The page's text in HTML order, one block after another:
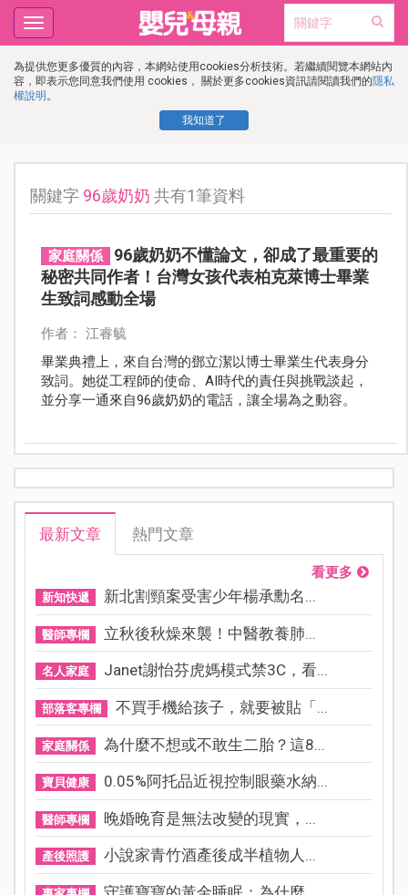
為提供您更多優質的內容，本網站使用cookies分析技術。若繼續閱覽本網站內
容，即表示您同意我們使用 cookies， 關於更多cookies資訊請閱讀我們的隱私
權說明 。
我知道了
Toggle
navigation
關鍵字 96歲奶奶 共有1筆資料
家庭關係
96歲奶奶不懂論文，卻成了最重要的
秘密共同作者！台灣女孩代表柏克萊博士畢業
生致詞感動全場
作者： 江睿毓
畢業典禮上，來自台灣的鄧立潔以博士畢業生代表身分
致詞。她從工程師的使命、AI時代的責任與挑戰談起，
並分享一通來自96歲奶奶的電話，讓全場為之動容。
最新文章 熱門文章
看更多
新知快遞 新北割頸案受害少年楊承勳名...
醫師專欄 立秋後秋燥來襲！中醫教養肺...
名人家庭 Janet謝怡芬虎媽模式禁3C，看...
部落客專欄 不買手機給孩子，就要被貼「...
家庭關係 為什麼不想或不敢生二胎？這8...
寶貝健康 0.05%阿托品近視控制眼藥水納...
醫師專欄 晚婚晚育是無法改變的現實，...
產後照護 小說家青竹酒產後成半植物人...